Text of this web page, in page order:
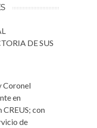
DE SUS
Coronel
en
con
de